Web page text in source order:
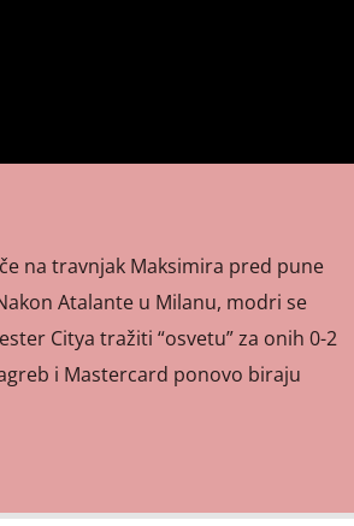
na travnjak Maksimira pred pune
Atalante u Milanu, modri se
Citya tražiti “osvetu” za onih 0-2
i Mastercard ponovo biraju